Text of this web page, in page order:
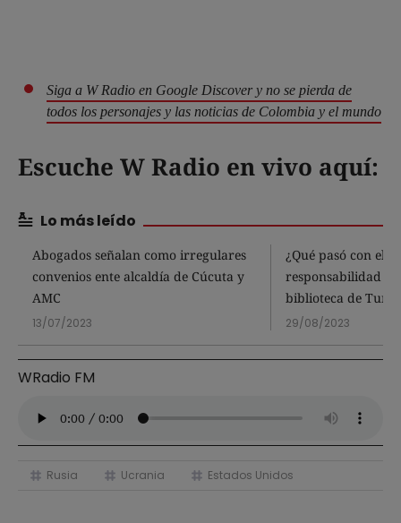
Siga a W Radio en Google Discover y no se pierda de
todos los personajes y las noticias de Colombia y el mundo
Escuche W Radio en vivo aquí:
Lo más leído
Abogados señalan como irregulares
convenios ente alcaldía de Cúcuta y
AMC
13/07/2023
¿Qué pasó con el
responsabilidad
biblioteca de
29/08/2023
WRadio FM
Rusia Ucrania Estados Unidos